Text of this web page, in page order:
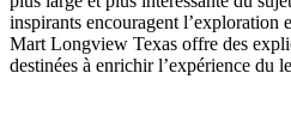
inspirants encouragent l’exploration
Mart Longview Texas offre des
destinées à enrichir l’expérience du